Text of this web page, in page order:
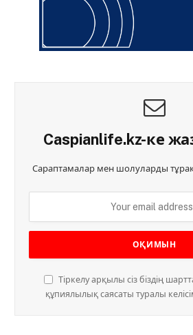
Caspianlife.kz-ке
Сараптамалар мен шолуларды
Тіркелу арқылы сіз біздің
құпиялылық саясаты туралы